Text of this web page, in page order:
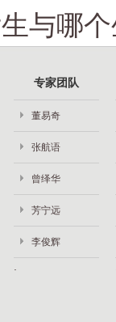
与哪
专家团队
董易奇
张航语
曾绎华
芳宁远
李俊辉